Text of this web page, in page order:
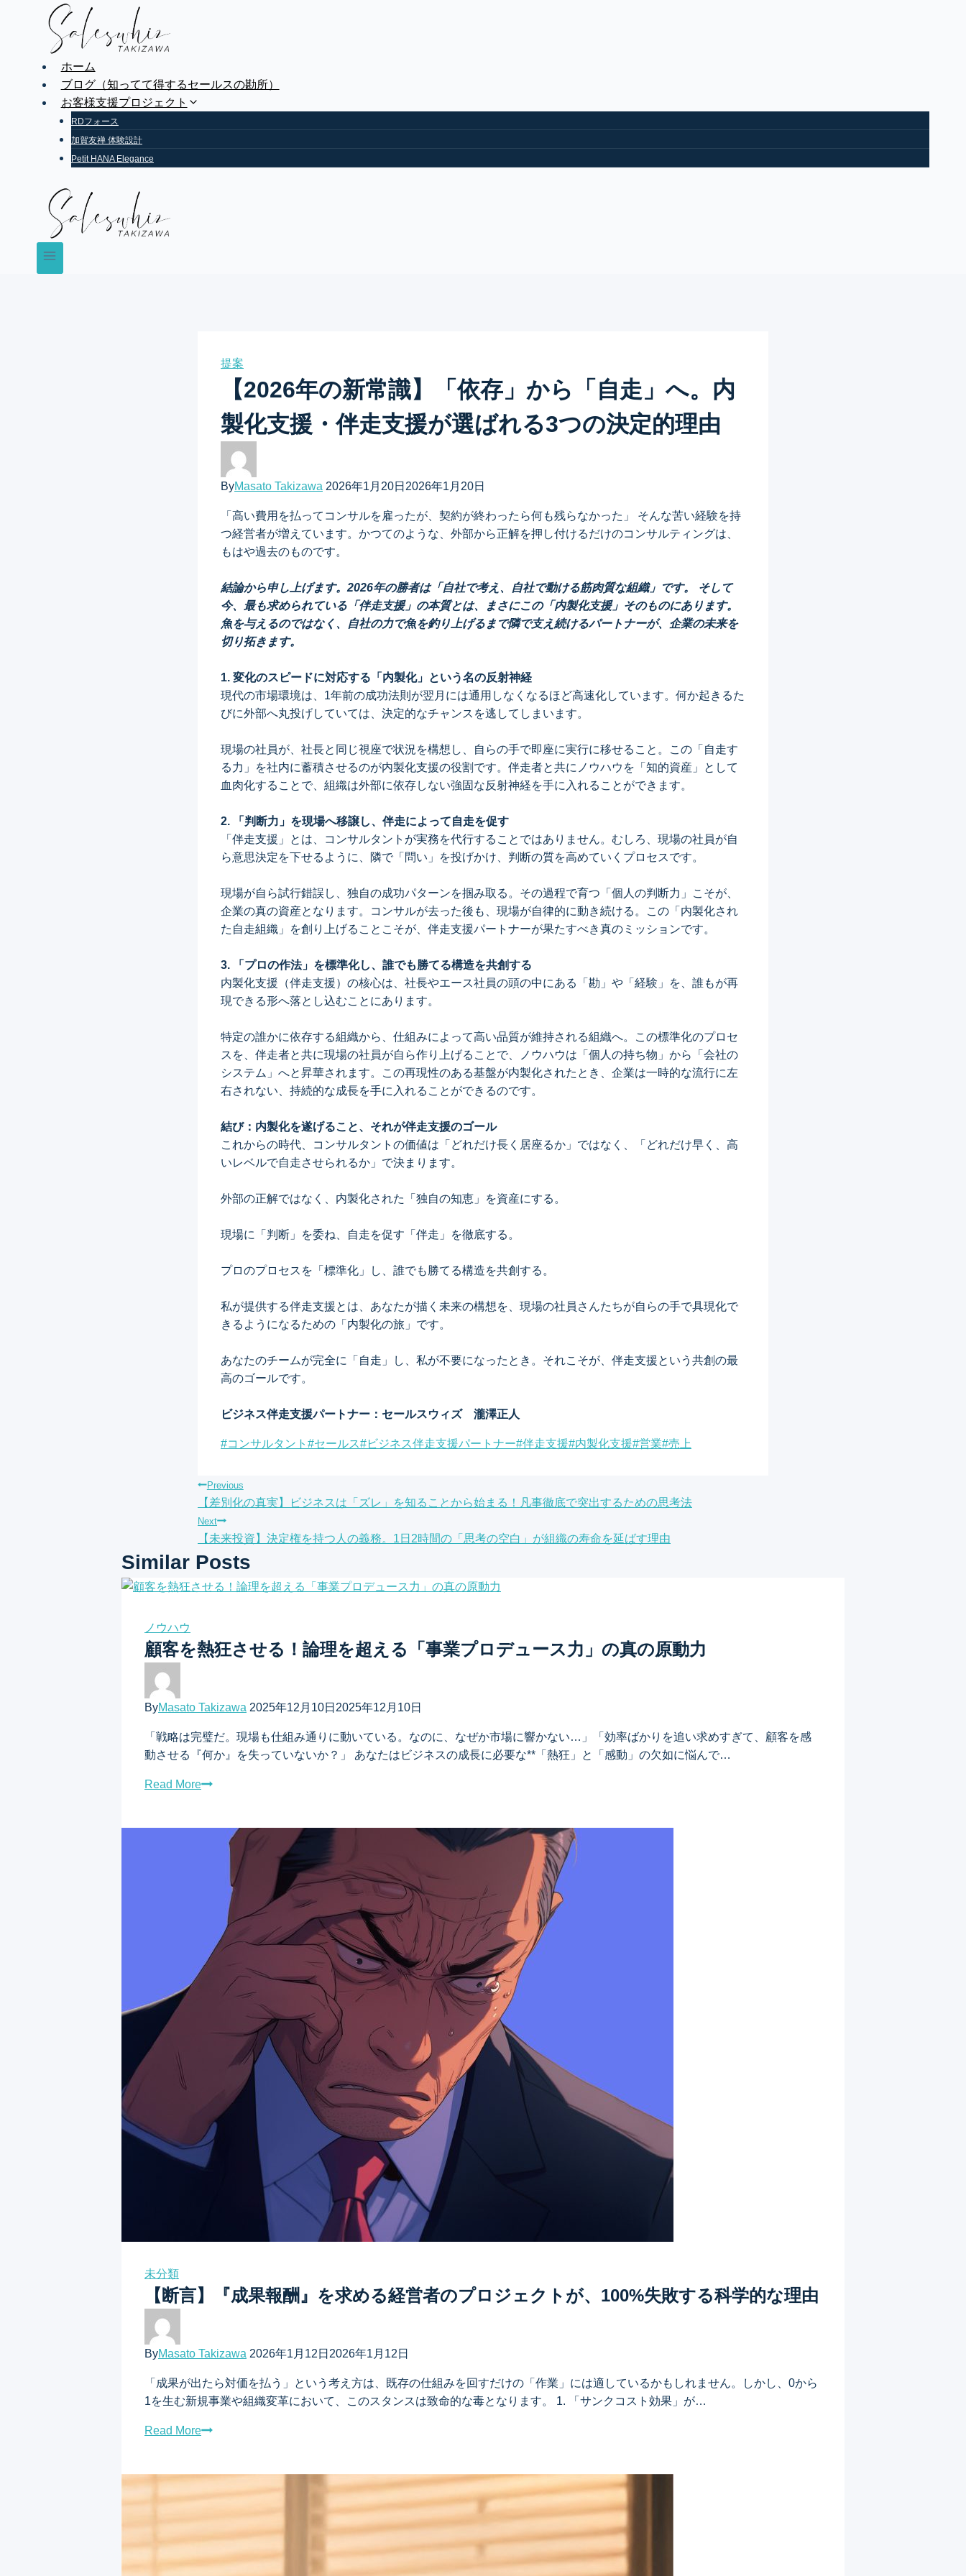
ホーム
ブログ（知ってて得するセールスの勘所）
お客様支援プロジェクト
RDフォース
加賀友禅 体験設計
Petit HANA Elegance
提案
【2026年の新常識】「依存」から「自走」へ。内
製化支援・伴走支援が選ばれる3つの決定的理由
ByMasato Takizawa 2026年1月20日 2026年1月20日
「高い費用を払ってコンサルを雇ったが、契約が終わったら何も残らなかった」 そんな苦い経験を持
つ経営者が増えています。かつてのような、外部から正解を押し付けるだけのコンサルティングは、
もはや過去のものです。
結論から申し上げます。2026年の勝者は「自社で考え、自社で動ける筋肉質な組織」です。 そして
今、最も求められている「伴走支援」の本質とは、まさにこの「内製化支援」そのものにあります。
魚を与えるのではなく、自社の力で魚を釣り上げるまで隣で支え続けるパートナーが、企業の未来を
切り拓きます。
1. 変化のスピードに対応する「内製化」という名の反射神経
現代の市場環境は、1年前の成功法則が翌月には通用しなくなるほど高速化しています。何か起きるた
びに外部へ丸投げしていては、決定的なチャンスを逃してしまいます。
現場の社員が、社長と同じ視座で状況を構想し、自らの手で即座に実行に移せること。この「自走す
る力」を社内に蓄積させるのが内製化支援の役割です。伴走者と共にノウハウを「知的資産」として
血肉化することで、組織は外部に依存しない強固な反射神経を手に入れることができます。
2. 「判断力」を現場へ移譲し、伴走によって自走を促す
「伴走支援」とは、コンサルタントが実務を代行することではありません。むしろ、現場の社員が自
ら意思決定を下せるように、隣で「問い」を投げかけ、判断の質を高めていくプロセスです。
現場が自ら試行錯誤し、独自の成功パターンを掴み取る。その過程で育つ「個人の判断力」こそが、
企業の真の資産となります。コンサルが去った後も、現場が自律的に動き続ける。この「内製化され
た自走組織」を創り上げることこそが、伴走支援パートナーが果たすべき真のミッションです。
3. 「プロの作法」を標準化し、誰でも勝てる構造を共創する
内製化支援（伴走支援）の核心は、社長やエース社員の頭の中にある「勘」や「経験」を、誰もが再
現できる形へ落とし込むことにあります。
特定の誰かに依存する組織から、仕組みによって高い品質が維持される組織へ。この標準化のプロセ
スを、伴走者と共に現場の社員が自ら作り上げることで、ノウハウは「個人の持ち物」から「会社の
システム」へと昇華されます。この再現性のある基盤が内製化されたとき、企業は一時的な流行に左
右されない、持続的な成長を手に入れることができるのです。
結び：内製化を遂げること、それが伴走支援のゴール
これからの時代、コンサルタントの価値は「どれだけ長く居座るか」ではなく、「どれだけ早く、高
いレベルで自走させられるか」で決まります。
外部の正解ではなく、内製化された「独自の知恵」を資産にする。
現場に「判断」を委ね、自走を促す「伴走」を徹底する。
プロのプロセスを「標準化」し、誰でも勝てる構造を共創する。
私が提供する伴走支援とは、あなたが描く未来の構想を、現場の社員さんたちが自らの手で具現化で
きるようになるための「内製化の旅」です。
あなたのチームが完全に「自走」し、私が不要になったとき。それこそが、伴走支援という共創の最
高のゴールです。
ビジネス伴走支援パートナー：セールスウィズ 瀧澤正人
Post
#コンサルタント #セールス#ビジネス伴走支援パートナー#伴走支援#内製化支援#営業#売上
投
稿
ナ
ビ
ー
ョ
ン
Previous
【差別化の真実】ビジネスは「ズレ」を知ることから始まる！凡事徹底で突出するための思考法
Next
【未来投資】決定権を持つ人の義務。1日2時間の「思考の空白」が組織の寿命を延ばす理由
Similar Posts
ノウハウ
顧客を熱狂させる！論理を超える「事業プロデュース力」の真の原動力
ByMasato Takizawa 2025年12月10日 2025年12月10日
「戦略は完璧だ。現場も仕組み通りに動いている。なのに、なぜか市場に響かない…」「効率ばかりを追い求めすぎて、顧客を感
動させる『何か』を失っていないか？」 あなたはビジネスの成長に必要な**「熱狂」と「感動」の欠如に悩んで…
Read More
未分類
【断言】『成果報酬』を求める経営者のプロジェクトが、100%失敗する科学的な理由
ByMasato Takizawa 2026年1月12日 2026年1月12日
「成果が出たら対価を払う」という考え方は、既存の仕組みを回すだけの「作業」には適しているかもしれません。しかし、0から
1を生む新規事業や組織変革において、このスタンスは致命的な毒となります。 1. 「サンクコスト効果」が…
Read More